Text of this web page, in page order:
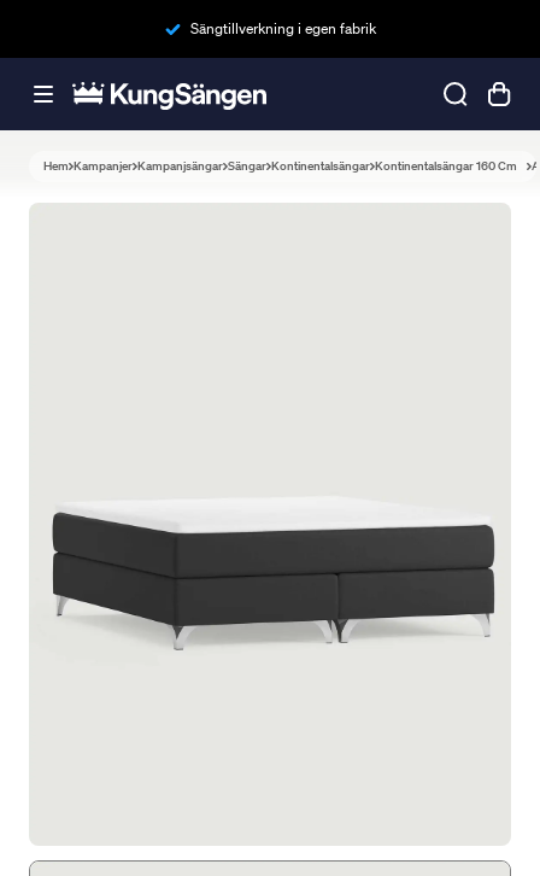
Sängtillverkning i egen fabrik
Hem Kampanjer Kampanjsängar Sängar Kontinentalsängar Kontinentalsängar 160 Cm